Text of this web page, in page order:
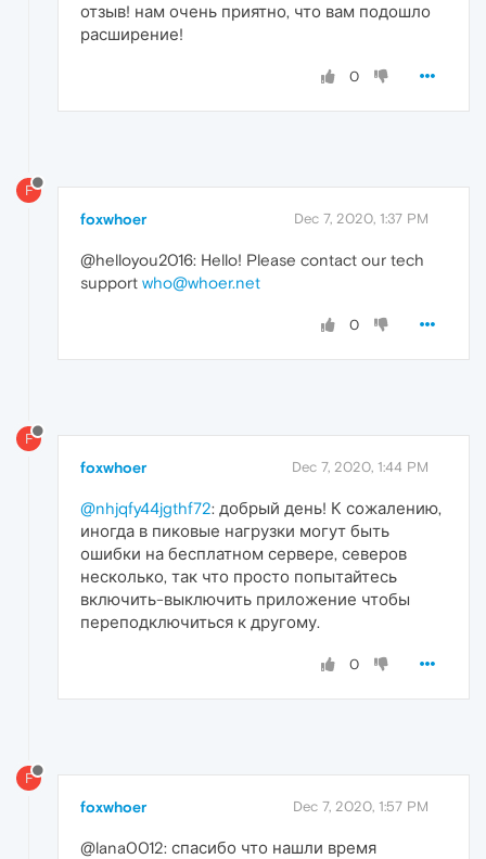
отзыв! нам очень приятно, что вам подошло
расширение!
0
F
foxwhoer Dec 7, 2020, 1:37 PM
@helloyou2016: Hello! Please contact our tech
support who@whoer.net
0
F
foxwhoer Dec 7, 2020, 1:44 PM
@nhjqfy44jgthf72: добрый день! К сожалению,
иногда в пиковые нагрузки могут быть
ошибки на бесплатном сервере, северов
несколько, так что просто попытайтесь
включить-выключить приложение чтобы
переподключиться к другому.
0
F
foxwhoer Dec 7, 2020, 1:57 PM
@lana0012: спасибо что нашли время